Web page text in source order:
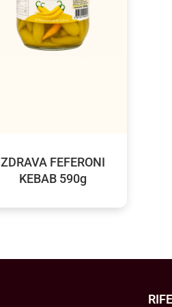
ZDRAVA FEFERONI
KEBAB 590g